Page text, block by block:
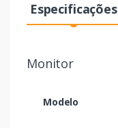
Especificações
Monitor
Modelo